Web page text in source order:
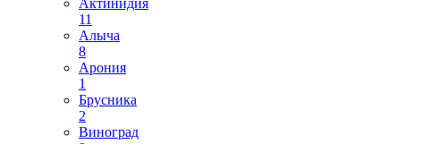
Актинидия
11
Алыча
8
Арония
1
Брусника
2
Виноград